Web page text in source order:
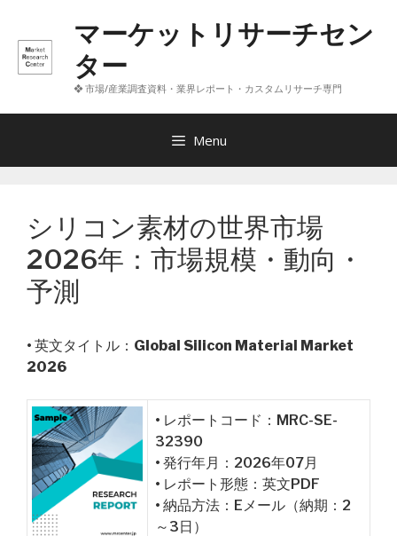
へ
マーケットリサーチセン
ター
❖ 市場/産業調査資料・業界レポート・カスタムリサーチ専門
Menu
シリコン素材の世界市場
2026年：市場規模・動向・
予測
• 英文タイトル： Global Silicon Material Market
2026
• レポートコード：MRC-SE-
32390
• 発行年月：2026年07月
• レポート形態：英文PDF
• 納品方法：Eメール（納期：2
～3日）